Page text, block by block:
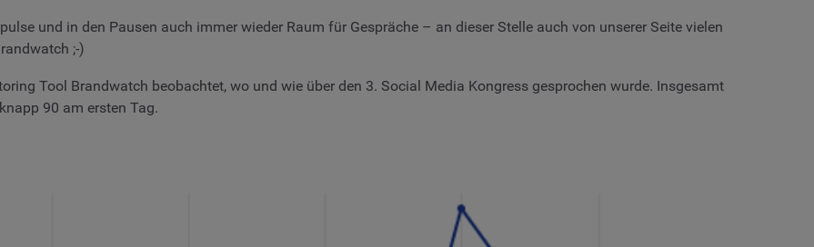
und in den Pausen auch immer wieder Raum für Gespräche – an dieser Stelle auch von unserer Seite vielen
;-)
Tool Brandwatch beobachtet, wo und wie über den 3. Social Media Kongress gesprochen wurde. Insgesamt
90 am ersten Tag.